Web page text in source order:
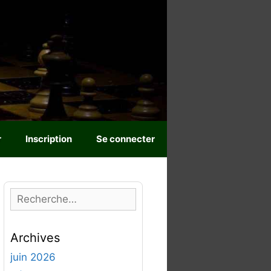
Inscription Se connecter
e
h
e
Archives
juin 2026